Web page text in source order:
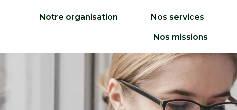
Notre organisation Nos services
Nos missions